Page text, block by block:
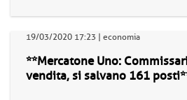
19/03/2020 17:23 | economia
**Mercatone Uno:
vendita, si salvano 161